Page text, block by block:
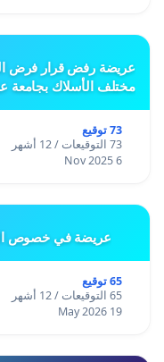
عريضة رفض قرار فرض
مختلف الأسلاك بجامعة
73 توقيع
73 التوقيعات / 12 أشهر
6 Nov 2025
عريضة في خصوص
65 توقيع
65 التوقيعات / 12 أشهر
19 May 2026